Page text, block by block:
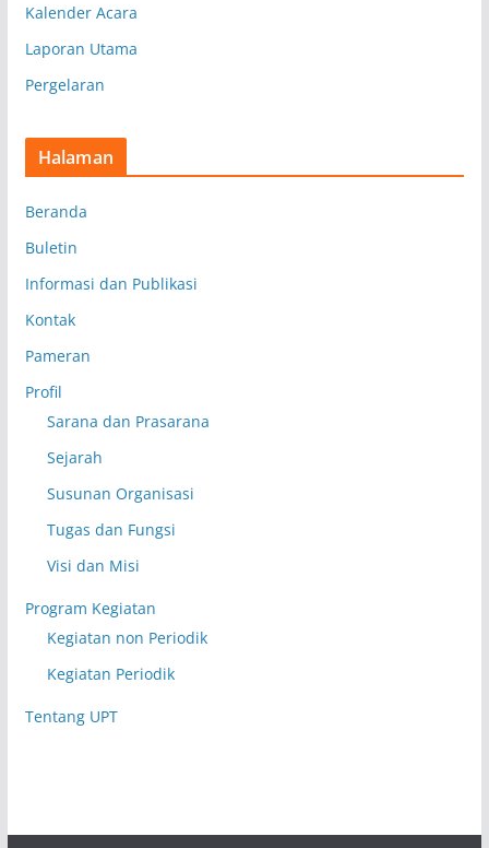
Kalender Acara
Laporan Utama
Pergelaran
Halaman
Beranda
Buletin
Informasi dan Publikasi
Kontak
Pameran
Profil
Sarana dan Prasarana
Sejarah
Susunan Organisasi
Tugas dan Fungsi
Visi dan Misi
Program Kegiatan
Kegiatan non Periodik
Kegiatan Periodik
Tentang UPT